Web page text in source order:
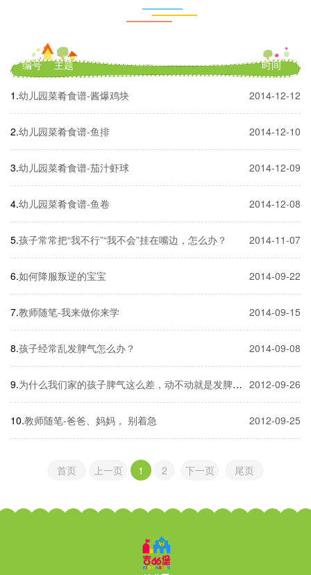
编号 主题 时间
幼儿园菜肴食谱-酱爆鸡块 2014-12-12
幼儿园菜肴食谱-鱼排 2014-12-10
幼儿园菜肴食谱-茄汁虾球 2014-12-09
幼儿园菜肴食谱-鱼卷 2014-12-08
孩子常常把“我不行”“我不会”挂在嘴边，怎么办？ 2014-11-07
如何降服叛逆的宝宝 2014-09-22
教师随笔-我来做你来学 2014-09-15
孩子经常乱发脾气怎么办？ 2014-09-08
为什么我们家的孩子脾气这么差，动不动就是发脾气？ 2012-09-26
教师随笔-爸爸、妈妈， 别着急 2012-09-25
首页 上一页 1 2 下一页 尾页